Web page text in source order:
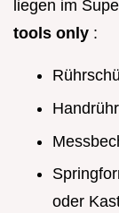
liegen im
tools only :
oder